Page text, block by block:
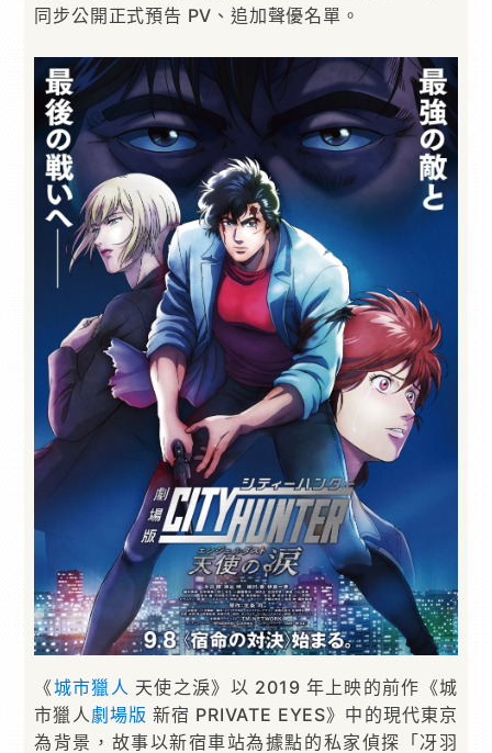
同步公開正式預告 PV、追加聲優名單。
《城市獵人 天使之淚》以 2019 年上映的前作《城
市獵人劇場版 新宿 PRIVATE EYES》中的現代東京
為背景，故事以新宿車站為據點的私家偵探「冴羽